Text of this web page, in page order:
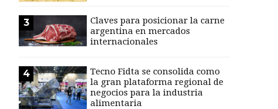
3
Claves para posicionar la carne
argentina en mercados
internacionales
4
Tecno Fidta se consolida como
la gran plataforma regional de
negocios para la industria
alimentaria